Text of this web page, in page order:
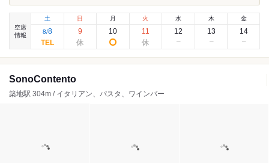
空席
情報
土
8/8
日
9
月
10
火
11
水
12
木
13
金
14
SonoContento
築地駅 304m / イタリアン、パスタ、ワインバー